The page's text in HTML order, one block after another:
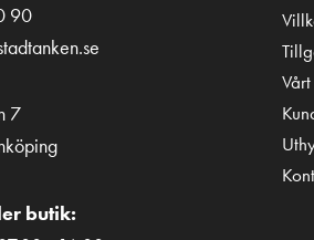
90
7
butik: